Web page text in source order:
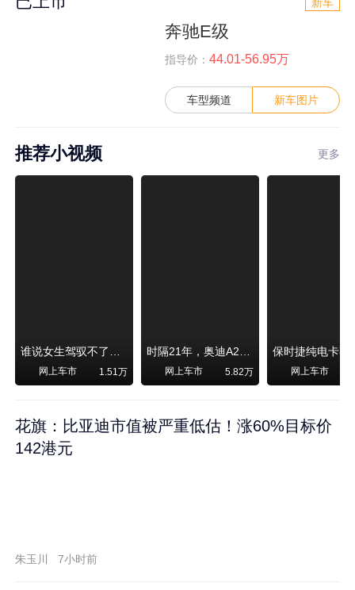
奔驰E级
指导价： 44.01-56.95万
车型频道 新车图片
推荐小视频 更多
谁说女生驾驭不了大SUV？看我开问界M6驰骋坝上草原！
网上车市 1.51万
时隔21年，奥迪A2强势归来！
网上车市 5.82万 网上车市
花旗：比亚迪市值被严重低估！涨60%目标价
142港元
朱玉川 7小时前